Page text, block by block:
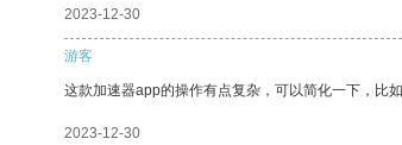
2023-12-30
游客
这款加速器app的操作有点复杂，可以简化一下，比
2023-12-30